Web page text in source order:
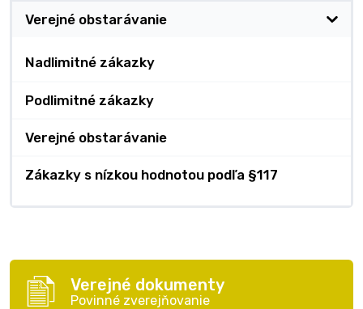
Verejné obstarávanie
Nadlimitné zákazky
Podlimitné zákazky
Verejné obstarávanie
Zákazky s nízkou hodnotou podľa §117
Verejné dokumenty
Povinné zverejňovanie